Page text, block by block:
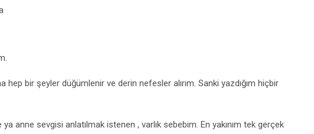
bir şeyler düğümlenir ve derin nefesler alırım. Sanki yazdığım hiçbir
anne sevgisi anlatılmak istenen , varlık sebebim. En yakınım tek gerçek